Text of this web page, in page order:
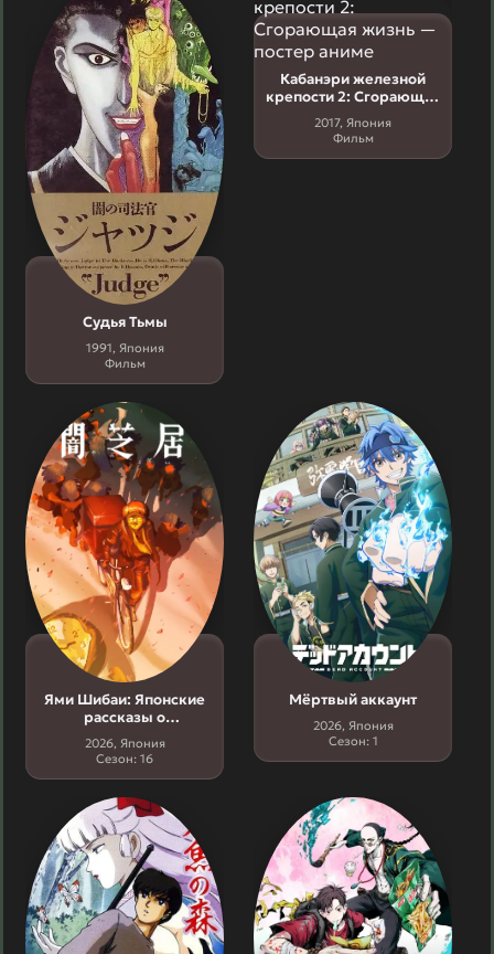
Судья Тьмы
1991, Япония
Фильм
Кабанэри железной
крепости 2: Сгорающая
жизнь
2017, Япония
Фильм
Ями Шибаи: Японские
рассказы о
привидениях 16 сезон
2026, Япония
Сезон: 16
Мёртвый аккаунт
2026, Япония
Сезон: 1